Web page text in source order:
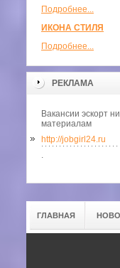
Подробнее...
ИКОНА СТИЛЯ
Подробнее...
РЕКЛАМА
Вакансии эскорт
материалам
http://jobgirl24.ru
.
ГЛАВНАЯ